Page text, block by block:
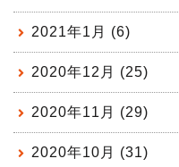
2021年1月 (6)
2020年12月 (25)
2020年11月 (29)
2020年10月 (31)